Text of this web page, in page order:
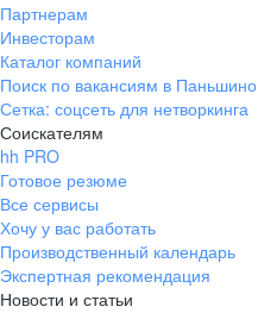
Партнерам
Инвесторам
Каталог компаний
Поиск по вакансиям в Паньшино
Сетка: соцсеть для нетворкинга
Соискателям
hh PRO
Готовое резюме
Все сервисы
Хочу у вас работать
Производственный календарь
Экспертная рекомендация
Новости и статьи